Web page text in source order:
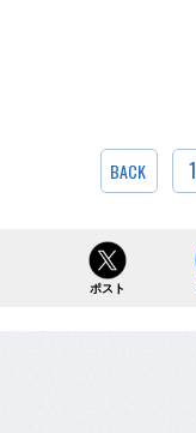
BACK 1
ポスト